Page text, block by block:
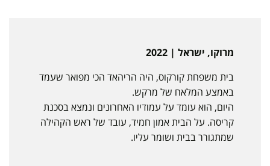
מרוקו, ישראל | 2022
בית משפחת קורקוס, היה הריהאד הכי מפואר שעמד
באמצע המלאח של מרקש.
היום, הוא עומד על עמודיו האחרונים ונמצא בסכנת
קריסה. על הבית אמון חמיד, עובד של ראש הקהילה
שמתגורר בבית ושומר עליו.